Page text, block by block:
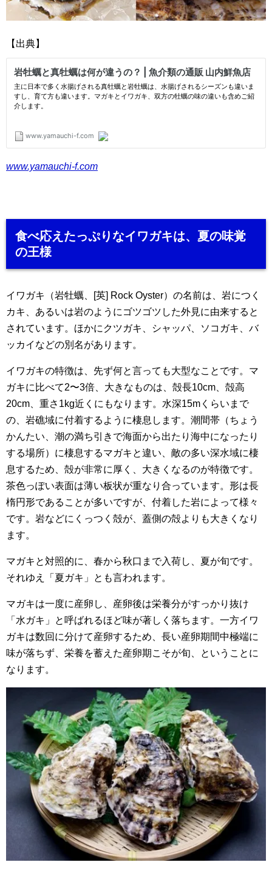
【出典】
www.yamauchi-f.com
食べ応えたっぷりなイワガキは、夏の味覚
の王様
イワガキ（岩牡蠣、[英] Rock Oyster）の名前は、岩につく
カキ、あるいは岩のようにゴツゴツした外見に由来すると
されています。ほかにクツガキ、シャッパ、ソコガキ、バ
ッカイなどの別名があります。
イワガキの特徴は、先ず何と言っても大型なことです。マ
ガキに比べて2〜3倍、大きなものは、殻長10cm、殻高
20cm、重さ1kg近くにもなります。水深15mくらいまで
の、岩礁域に付着するように棲息します。潮間帯（ちょう
かんたい、潮の満ち引きで海面から出たり海中になったり
する場所）に棲息するマガキと違い、敵の多い深水域に棲
息するため、殻が非常に厚く、大きくなるのが特徴です。
茶色っぽい表面は薄い板状が重なり合っています。形は長
楕円形であることが多いですが、付着した岩によって様々
です。岩などにくっつく殻が、蓋側の殻よりも大きくなり
ます。
マガキと対照的に、春から秋口まで入荷し、夏が旬です。
それゆえ「夏ガキ」とも言われます。
マガキは一度に産卵し、産卵後は栄養分がすっかり抜け
「水ガキ」と呼ばれるほど味が著しく落ちます。一方イワ
ガキは数回に分けて産卵するため、長い産卵期間中極端に
味が落ちず、栄養を蓄えた産卵期こそが旬、ということに
なります。